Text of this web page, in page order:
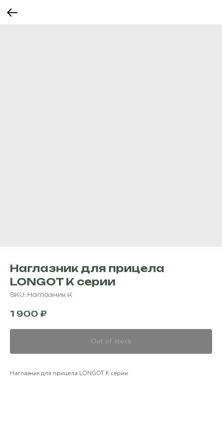
Наглазник для прицела
LONGOT K серии
SKU: Наглазник К
1 900 ₽
Out of stock
Наглазник для прицела LONGOT K серии